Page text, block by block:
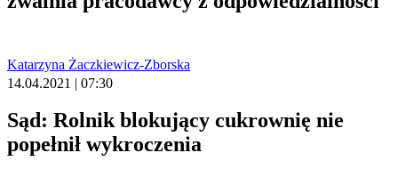
Katarzyna Żaczkiewicz-Zborska
14.04.2021 | 07:30
Sąd: Rolnik blokujący cukrownię nie
popełnił wykroczenia